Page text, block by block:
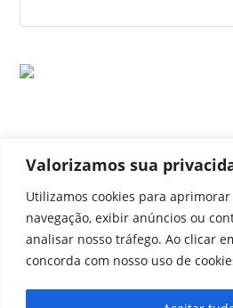
Valorizamos sua
Utilizamos cookies para
navegação, exibir anúncios ou
analisar nosso tráfego. Ao clicar
concorda com nosso uso de